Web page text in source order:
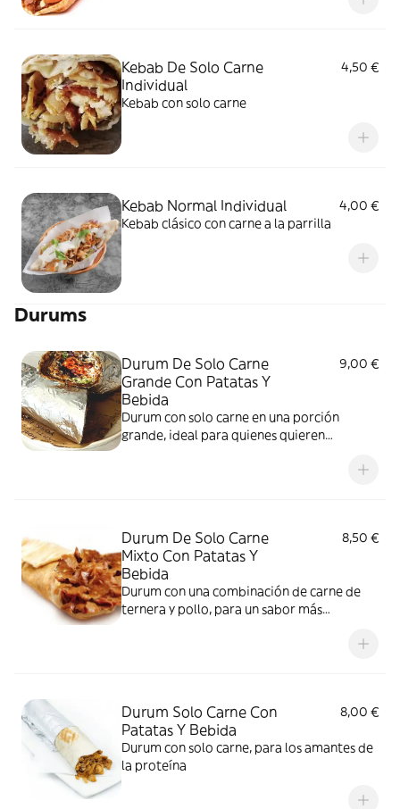
Kebab De Solo Carne
Individual
4,50 €
Kebab con solo carne
Kebab Normal Individual
4,00 €
Kebab clásico con carne a la parrilla
Durums
Durum De Solo Carne
Grande Con Patatas Y
Bebida
9,00 €
Durum con solo carne en una porción
grande, ideal para quienes quieren
Durum De Solo Carne
Mixto Con Patatas Y
Bebida
8,50 €
Durum con una combinación de carne de
ternera y pollo, para un sabor más
Durum Solo Carne Con
Patatas Y Bebida
8,00 €
Durum con solo carne, para los amantes de
la proteína